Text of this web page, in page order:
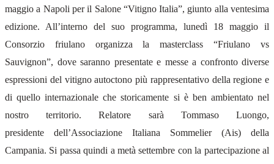
maggio a Napoli per il Salone “Vitigno Italia”, giunto alla ventesima
edizione. All’interno del suo programma, lunedì 18 maggio il
Consorzio friulano organizza la masterclass “Friulano vs
Sauvignon”, dove saranno presentate e messe a confronto diverse
espressioni del vitigno autoctono più rappresentativo della regione e
di quello internazionale che storicamente si è ben ambientato nel
nostro territorio. Relatore sarà Tommaso Luongo,
presidente dell’Associazione Italiana Sommelier (Ais) della
Campania. Si passa quindi a metà settembre con la partecipazione al